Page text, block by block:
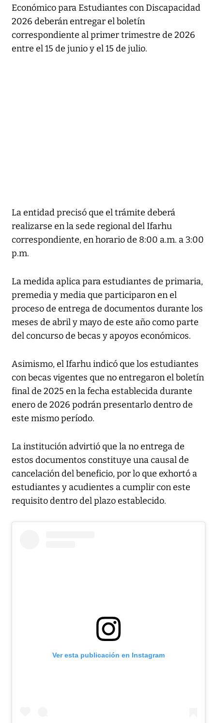
Económico para Estudiantes con Discapacidad
2026 deberán entregar el boletín
correspondiente al primer trimestre de 2026
entre el 15 de junio y el 15 de julio.
La entidad precisó que el trámite deberá
realizarse en la sede regional del Ifarhu
correspondiente, en horario de 8:00 a.m. a 3:00
p.m.
La medida aplica para estudiantes de primaria,
premedia y media que participaron en el
proceso de entrega de documentos durante los
meses de abril y mayo de este año como parte
del concurso de becas y apoyos económicos.
Asimismo, el Ifarhu indicó que los estudiantes
con becas vigentes que no entregaron el boletín
final de 2025 en la fecha establecida durante
enero de 2026 podrán presentarlo dentro de
este mismo período.
La institución advirtió que la no entrega de
estos documentos constituye una causal de
cancelación del beneficio, por lo que exhortó a
estudiantes y acudientes a cumplir con este
requisito dentro del plazo establecido.
Ver esta publicación en Instagram